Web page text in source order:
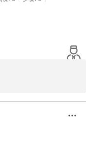
力も満喫していただけ
お言葉をいただき心よ
しても大きな励みとな
であり続けられるよう
らフロントまで荷物を運
名札をつけてらっしゃい
他のスタッフの方々も、
れ違う度に挨拶をしてく
う事なしの満点です。長
し、部屋の露天風呂はい
ントからは遠いが、大浴
りませんでしたが…(笑)
思いました。
腹いっぱいになる量でし
。朝食は普通のバイキン
だけたご様子を拝見し
とのご旅行に当館をお